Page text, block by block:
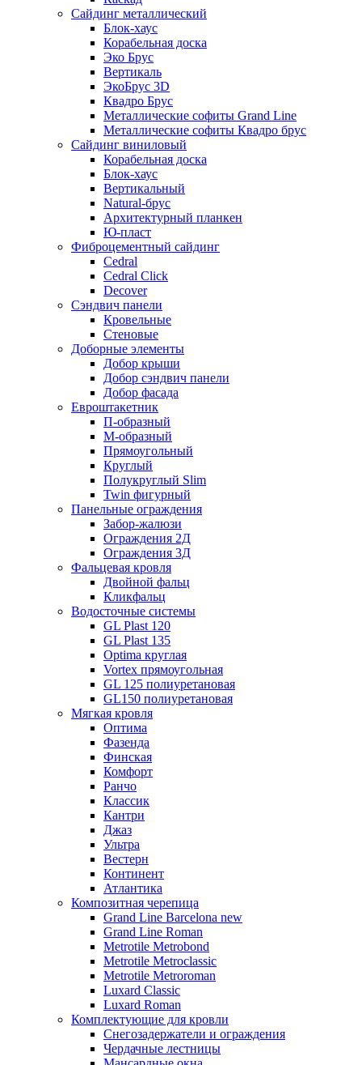
Сайдинг металлический
Блок-хаус
Корабельная доска
Эко Брус
Вертикаль
ЭкоБрус 3D
Квадро Брус
Металлические софиты Grand Line
Металлические софиты Квадро брус
Сайдинг виниловый
Корабельная доска
Блок-хаус
Вертикальный
Natural-брус
Архитектурный планкен
Ю-пласт
Фиброцементный сайдинг
Cedral
Cedral Click
Decover
Сэндвич панели
Кровельные
Стеновые
Доборные элементы
Добор крыши
Добор сэндвич панели
Добор фасада
Евроштакетник
П-образный
М-образный
Прямоугольный
Круглый
Полукруглый Slim
Twin фигурный
Панельные ограждения
Забор-жалюзи
Ограждения 2Д
Ограждения 3Д
Фальцевая кровля
Двойной фальц
Кликфальц
Водосточные системы
GL Plast 120
GL Plast 135
Optima круглая
Vortex прямоугольная
GL 125 полиуретановая
GL150 полиуретановая
Мягкая кровля
Оптима
Фазенда
Финская
Комфорт
Ранчо
Классик
Кантри
Джаз
Ультра
Вестерн
Континент
Атлантика
Композитная черепица
Grand Line Barcelona new
Grand Line Roman
Metrotile Metrobond
Metrotile Metroclassic
Metrotile Metroroman
Luxard Classic
Luxard Roman
Комплектующие для кровли
Снегозадержатели и ограждения
Чердачные лестницы